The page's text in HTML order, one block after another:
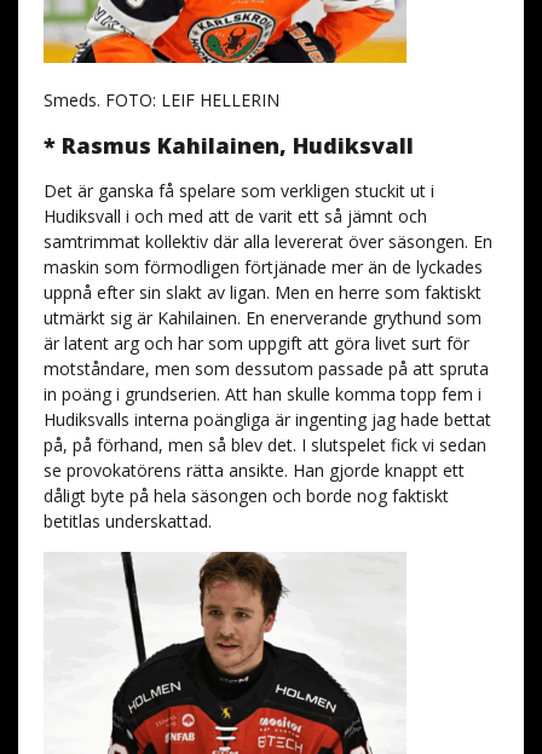
Smeds. FOTO: LEIF HELLERIN
* Rasmus Kahilainen, Hudiksvall
Det är ganska få spelare som verkligen stuckit ut i
Hudiksvall i och med att de varit ett så jämnt och
samtrimmat kollektiv där alla levererat över säsongen. En
maskin som förmodligen förtjänade mer än de lyckades
uppnå efter sin slakt av ligan. Men en herre som faktiskt
utmärkt sig är Kahilainen. En enerverande grythund som
är latent arg och har som uppgift att göra livet surt för
motståndare, men som dessutom passade på att spruta
in poäng i grundserien. Att han skulle komma topp fem i
Hudiksvalls interna poängliga är ingenting jag hade bettat
på, på förhand, men så blev det. I slutspelet fick vi sedan
se provokatörens rätta ansikte. Han gjorde knappt ett
dåligt byte på hela säsongen och borde nog faktiskt
betitlas underskattad.